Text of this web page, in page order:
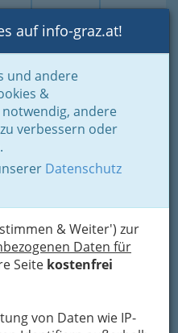
Login Toggle
auf info-graz.at!
und andere
&
andere
verbessern oder
Datenschutz
& Weiter') zur
Daten für
Seite kostenfrei
von Daten wie IP-
haben, chronologisch
Next